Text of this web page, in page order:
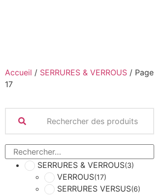
Accueil / SERRURES & VERROUS / Page
17
SERRURES & VERROUS(3)
VERROUS(17)
SERRURES VERSUS(6)